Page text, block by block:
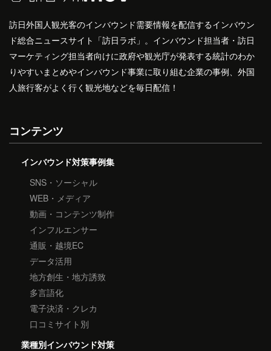
訪日外国人観光客のインバウンド需要情報を配信するインバウン
ド総合ニュースサイト「訪日ラボ」。インバウンド担当者・訪日
マーケティング担当者向けに政府や観光庁が発表する統計のわか
りやすいまとめやインバウンド事業に取り組む企業の事例、外国
人旅行客がよく行く観光地などを毎日配信！
コンテンツ
インバウンド対策事例集
SNS・ソーシャル
WEB・メディア
動画・コンテンツ制作
インフルエンサー
通販・越境EC
データ活用
地方創生・地方誘致
多言語化
電子決済・クレカ
口コミサイト別
業種別インバウンド対策